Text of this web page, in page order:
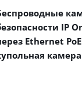
IP
Ethernet PoE
камера